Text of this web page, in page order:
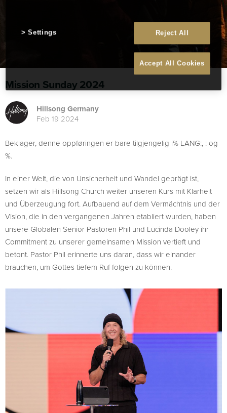
Mission Sunday 2024
Hillsong Germany
Feb 19 2024
Beklager, denne oppføringen er bare tilgjengelig i% LANG:, : og
%.
In einer Welt, die von Unsicherheit und Wandel geprägt ist,
setzen wir als Hillsong Church weiter unseren Kurs mit Klarheit
und Überzeugung fort. Aufbauend auf dem Vermächtnis und der
Vision, die in den vergangenen Jahren etabliert wurden, haben
unsere Globalen Senior Pastoren Phil und Lucinda Dooley ihr
Commitment zu unserer gemeinsamen Mission vertieft und
betont. Pastor Phil erinnerte uns daran, dass wir einander
brauchen, um Gottes tiefem Ruf folgen zu können.
Reject All
Accept All Cookies
Settings